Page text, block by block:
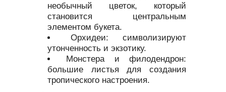
необычный цветок, который
становится центральным
элементом букета.
Орхидеи: символизируют
утонченность и экзотику.
Монстера и филодендрон:
большие листья для создания
тропического настроения.